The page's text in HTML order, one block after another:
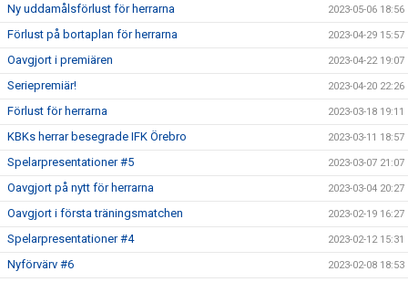
Ny uddamålsförlust för herrarna 2023-05-06 18:56
Förlust på bortaplan för herrarna 2023-04-29 15:57
Oavgjort i premiären 2023-04-22 19:07
Seriepremiär! 2023-04-20 22:26
Förlust för herrarna 2023-03-18 19:11
KBKs herrar besegrade IFK Örebro 2023-03-11 18:57
Spelarpresentationer #5 2023-03-07 21:07
Oavgjort på nytt för herrarna 2023-03-04 20:27
Oavgjort i första träningsmatchen 2023-02-19 16:27
Spelarpresentationer #4 2023-02-12 15:31
Nyförvärv #6 2023-02-08 18:53